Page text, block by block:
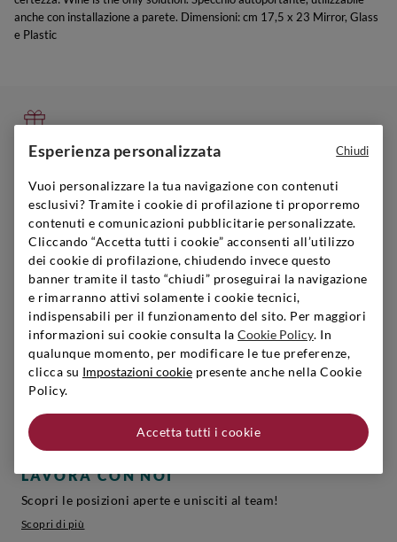
anche con installazione a parete. Dimensioni: cm 17,5 x 23 Mirror, Glass
e Plastic
GUIDA AI REGALI
Puoi trovare il regalo perfetto, vai sul sicuro!
Scopri di più
SIGNORVINO CLUB
Iscriviti per creare il tuo account,
diventare un membro e godere di vantaggi esclusivi.
Scopri di più
LAVORA CON NOI
Scopri le posizioni aperte e unisciti al team!
Scopri di più
Esperienza personalizzata
Vuoi personalizzare la tua navigazione con contenuti
esclusivi? Tramite i cookie di profilazione ti proporremo
contenuti e comunicazioni pubblicitarie personalizzate.
Cliccando “Accetta tutti i cookie” acconsenti all’utilizzo
dei cookie di profilazione, chiudendo invece questo
banner tramite il tasto “chiudi” proseguirai la navigazione
e rimarranno attivi solamente i cookie tecnici,
indispensabili per il funzionamento del sito. Per maggiori
informazioni sui cookie consulta la Cookie Policy. In
qualunque momento, per modificare le tue preferenze,
clicca su Impostazioni cookie presente anche nella Cookie
Policy.
Accetta tutti i cookie
Chiudi